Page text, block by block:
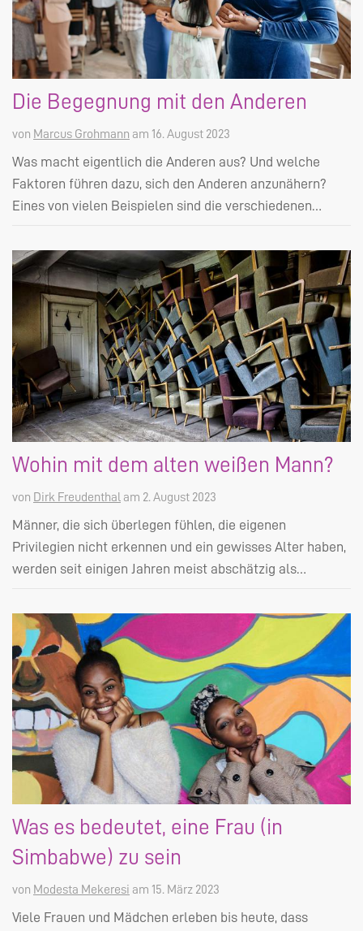
Die Begegnung mit den Anderen
von Marcus Grohmann am 16. August 2023
Was macht eigentlich die Anderen aus? Und welche
Faktoren führen dazu, sich den Anderen anzunähern?
Eines von vielen Beispielen sind die verschiedenen…
Wohin mit dem alten weißen Mann?
von Dirk Freudenthal am 2. August 2023
Männer, die sich überlegen fühlen, die eigenen
Privilegien nicht erkennen und ein gewisses Alter haben,
werden seit einigen Jahren meist abschätzig als…
Was es bedeutet, eine Frau (in
Simbabwe) zu sein
von Modesta Mekeresi am 15. März 2023
Viele Frauen und Mädchen erleben bis heute, dass